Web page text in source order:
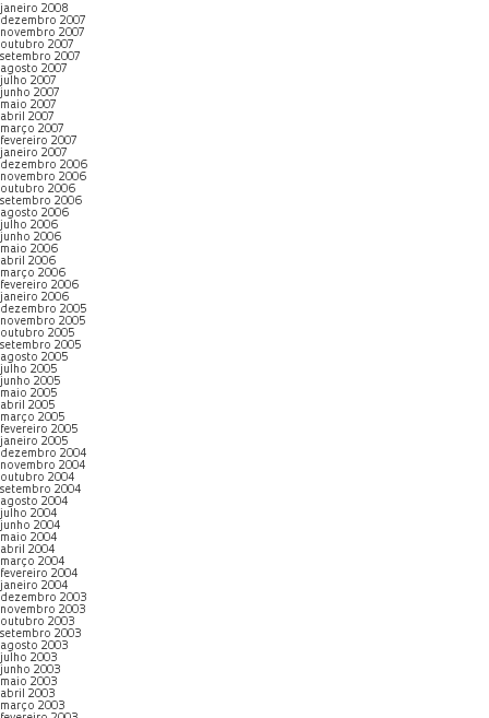
janeiro 2008
dezembro 2007
novembro 2007
outubro 2007
setembro 2007
agosto 2007
julho 2007
junho 2007
maio 2007
abril 2007
março 2007
fevereiro 2007
janeiro 2007
dezembro 2006
novembro 2006
outubro 2006
setembro 2006
agosto 2006
julho 2006
junho 2006
maio 2006
abril 2006
março 2006
fevereiro 2006
janeiro 2006
dezembro 2005
novembro 2005
outubro 2005
setembro 2005
agosto 2005
julho 2005
junho 2005
maio 2005
abril 2005
março 2005
fevereiro 2005
janeiro 2005
dezembro 2004
novembro 2004
outubro 2004
setembro 2004
agosto 2004
julho 2004
junho 2004
maio 2004
abril 2004
março 2004
fevereiro 2004
janeiro 2004
dezembro 2003
novembro 2003
outubro 2003
setembro 2003
agosto 2003
julho 2003
junho 2003
maio 2003
abril 2003
março 2003